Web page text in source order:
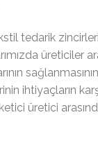
tedarik
üreticiler
ihtiyaçların
üretici